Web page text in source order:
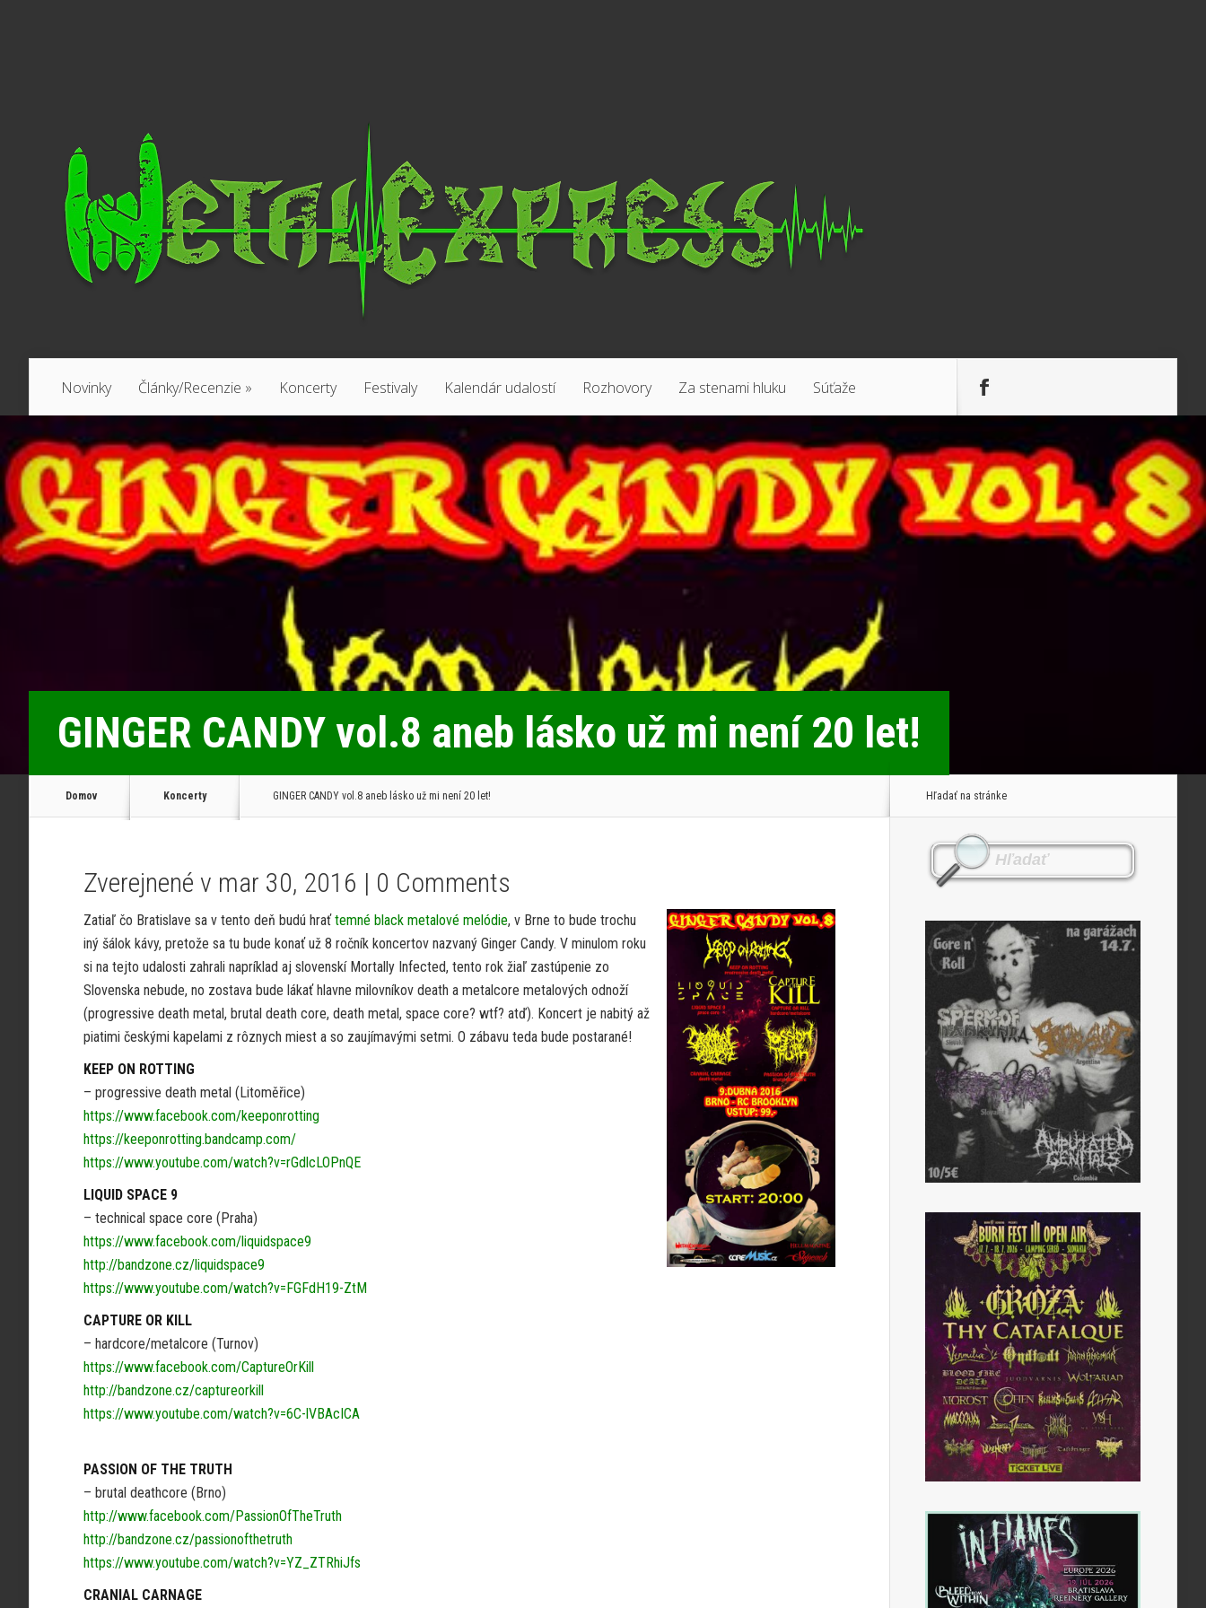
Novinky Články/Recenzie » Koncerty Festivaly Kalendár udalostí Rozhovory Za stenami hluku Súťaže
GINGER CANDY vol.8 aneb lásko už mi není 20 let!
Domov Koncerty GINGER CANDY vol.8 aneb lásko už mi není 20 let!
Zverejnené v mar 30, 2016 | 0 Comments
Zatiaľ čo Bratislave sa v tento deň budú hraťtemné black metalové melódie, v Brne to bude trochu
iný šálok kávy, pretože sa tu bude konať už 8 ročník koncertov nazvaný Ginger Candy. V minulom roku
si na tejto udalosti zahrali napríklad aj slovenskí Mortally Infected, tento rok žiaľ zastúpenie zo
Slovenska nebude, no zostava bude lákať hlavne milovníkov death a metalcore metalových odnoží
(progressive death metal, brutal death core, death metal, space core? wtf? atď). Koncert je nabitý až
piatimi českými kapelami z rôznych miest a so zaujímavými setmi. O zábavu teda bude postarané!
KEEP ON ROTTING
– progressive death metal (Litoměřice)
https://www.facebook.com/keeponrotting
https://keeponrotting.bandcamp.com/
https://www.youtube.com/watch?v=rGdlcLOPnQE
LIQUID SPACE 9
– technical space core (Praha)
https://www.facebook.com/liquidspace9
http://bandzone.cz/liquidspace9
https://www.youtube.com/watch?v=FGFdH19-ZtM
CAPTURE OR KILL
– hardcore/metalcore (Turnov)
https://www.facebook.com/CaptureOrKill
http://bandzone.cz/captureorkill
https://www.youtube.com/watch?v=6C-lVBAcICA
PASSION OF THE TRUTH
– brutal deathcore (Brno)
http://www.facebook.com/PassionOfTheTruth
http://bandzone.cz/passionofthetruth
https://www.youtube.com/watch?v=YZ_ZTRhiJfs
CRANIAL CARNAGE
Hľadať na stránke